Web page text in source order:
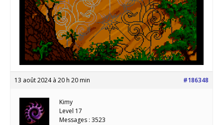
13 août 2024 à 20 h 20 min #186348
Kimy
Level 17
Messages : 3523